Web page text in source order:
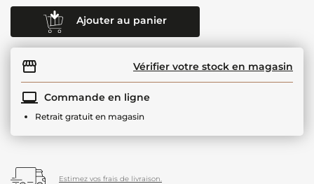
Ajouter au panier
Vérifier votre stock en magasin
Commande en ligne
Retrait gratuit en magasin
Estimez vos frais de livraison.